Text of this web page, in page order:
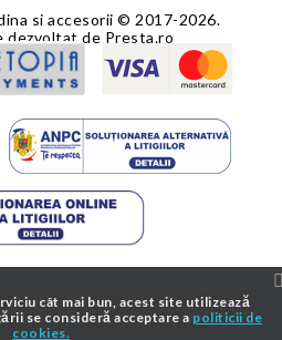
si accesorii © 2017-2026.
dezvoltat de Presta.ro
cât mai bun, acest site utilizează
se consideră acceptare a politicii de
cookies.